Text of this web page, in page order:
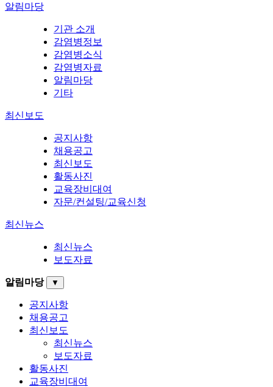
알림마당
기관 소개
감염병정보
감염병소식
감염병자료
알림마당
기타
최신보도
공지사항
채용공고
최신보도
활동사진
교육장비대여
자문/컨설팅/교육신청
최신뉴스
최신뉴스
보도자료
알림마당 ▼
공지사항
채용공고
최신보도
최신뉴스
보도자료
활동사진
교육장비대여